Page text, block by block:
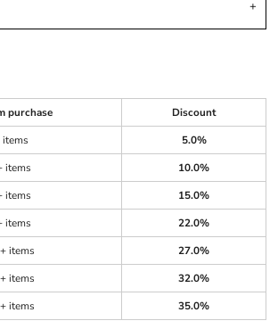
purchase
Discount
items
5.0%
items
10.0%
items
15.0%
items
22.0%
items
27.0%
items
32.0%
items
35.0%